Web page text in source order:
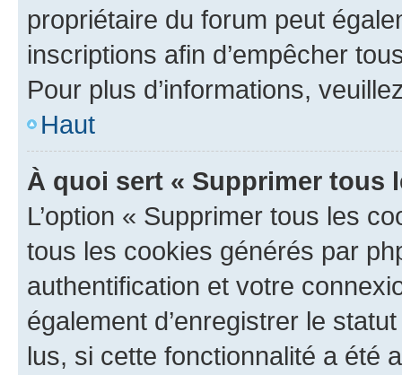
propriétaire du forum peut
inscriptions afin d’empêcher
Pour plus d’informations,
Haut
À quoi sert « Supprimer tous
L’option « Supprimer tous les
tous les cookies générés par
authentification et votre
également d’enregistrer le
lus, si cette fonctionnalité a été